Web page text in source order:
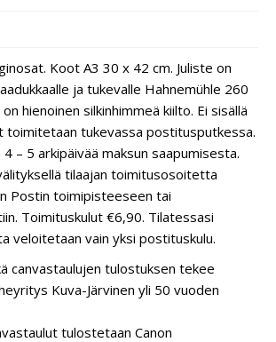
Koot A3 30 x 42 cm. Juliste on
ja tukevalle Hahnemühle 260
hienoinen silkinhimmeä kiilto. Ei sisällä
toimitetaan tukevassa postitusputkessa.
– 5 arkipäivää maksun saapumisesta.
tilaajan toimitusosoitetta
Postin toimipisteeseen tai
Toimituskulut €6,90. Tilatessasi
veloitetaan vain yksi postituskulu.
canvastaulujen tulostuksen tekee
Kuva-Järvinen yli 50 vuoden
tulostetaan Canon